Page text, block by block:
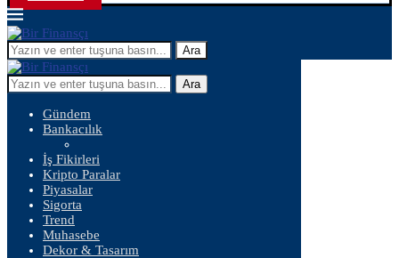
Ara
Ara
Gündem
Bankacılık
İş Fikirleri
Kripto Paralar
Piyasalar
Sigorta
Trend
Muhasebe
Dekor & Tasarım